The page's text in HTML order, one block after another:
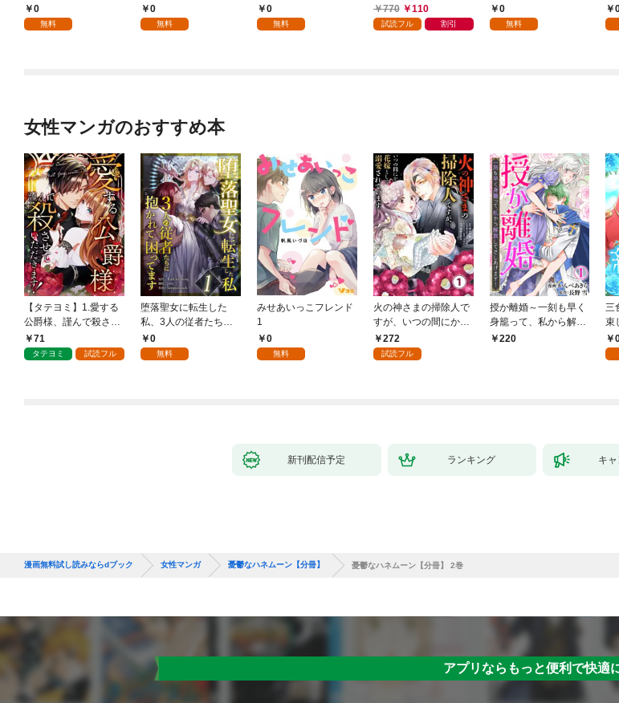
抱かれて困ってます 第
1話
0
無料
0
無料
様 1話
0
無料
行本版】 1巻
770 110
試読フル 割引
話0
無料
令
1
女性マンガのおすすめ本
【タテヨミ】1.愛する
公爵様、謹んで殺させ
ていただきます！
71
タテヨミ 試読フル
堕落聖女に転生した
私、3人の従者たちに
抱かれて困ってます 第
1話
0
無料
みせあいっこフレンド
1
0
無料
火の神さまの掃除人で
すが、いつの間にか花
嫁として溺愛されてい
ます【単話】（１）
272
試読フル
授か離婚～一刻も早く
身籠って、私から解放
してさしあげます！1
220
三
束
様
新刊配信予定 ランキング キ
漫画無料試し読みならdブック 女性マンガ 憂鬱なハネムーン【分冊】 憂鬱なハネムーン【分冊】 2巻
アプリならもっと便利で快適